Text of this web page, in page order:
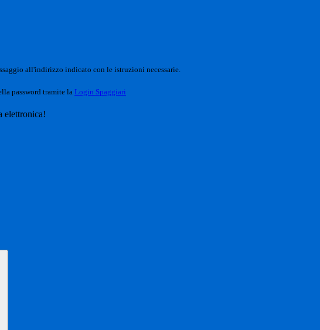
all'indirizzo indicato con le istruzioni necessarie.
password tramite la Login Spaggiari
elettronica!